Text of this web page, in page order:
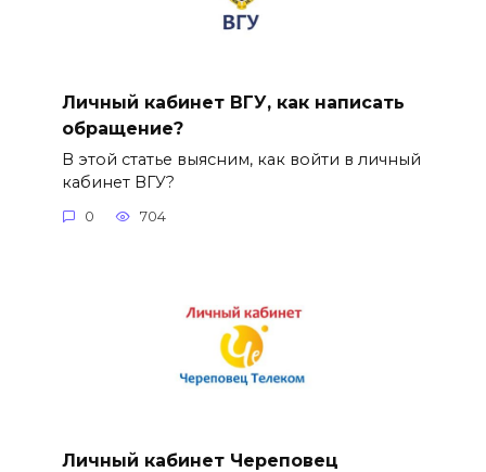
Личный кабинет ВГУ, как написать
обращение?
В этой статье выясним, как войти в личный
кабинет ВГУ?
0 704
Личный кабинет Череповец